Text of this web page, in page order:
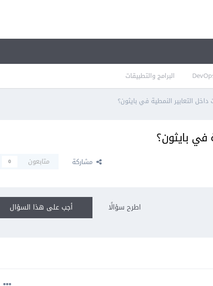
البرامج والتطبيقات
التعابير النمطية في بايثون؟
في بايثون؟
مشاركة متابعون 0
أجب على هذا السؤال اطرح سؤالًا